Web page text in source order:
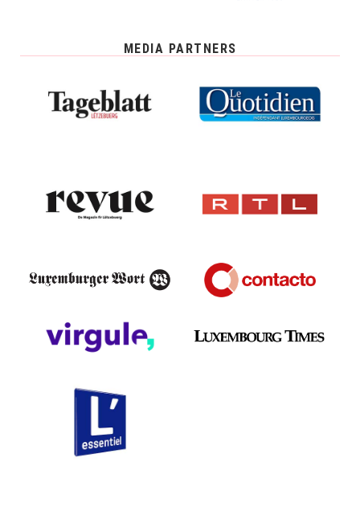
MEDIA PARTNERS